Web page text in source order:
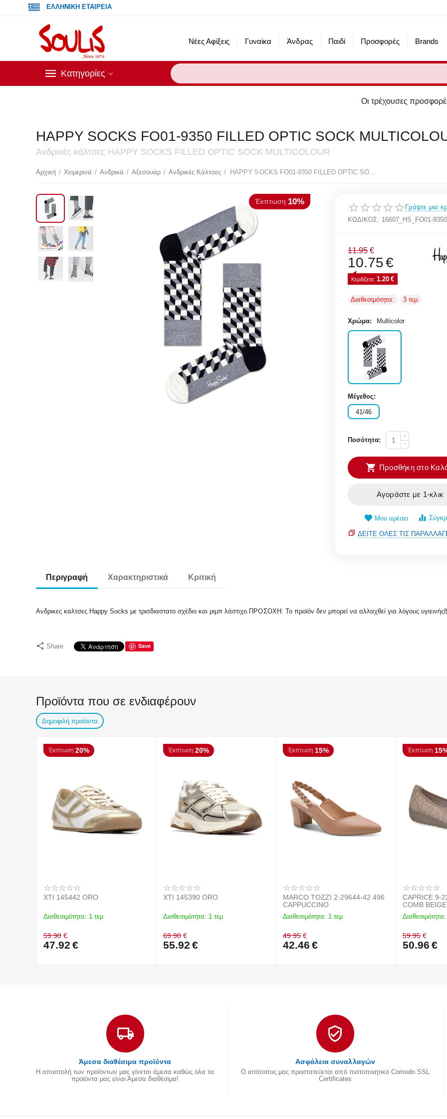
ΕΛΛΗΝΙΚΗ ΕΤΑΙΡΕΙΑ
Νέες Αφίξεις Γυναίκα Άνδρας Παιδί Προσφορές Brands
Κατηγορίες
Οι τρέχουσες προσφορές του eshop
HAPPY SOCKS FO01-9350 FILLED OPTIC SOCK
Ανδρικές κάλτσες HAPPY SOCKS FILLED OPTIC SOCK MULTICOLOUR
Αρχική / Χειμερινά / Ανδρικά / Αξεσουάρ / Ανδρικές Κάλτσες / HAPPY SOCKS FO01-9350 FILLED OPTIC SOCK MULTICOLOUR
10%
Γράψτε μια
ΚΩΔΙΚΟΣ: 16607_HS_FO01-
11.95 €
10.75€
Κερδίζετε: 1.20 €
Διαθεσιμότητα: 3 τεμ
Χρώμα: Multicolor
Μέγεθος:
41/46
Ποσότητα:
+
−
Προσθήκη στο
Αγοράστε με 1-κλικ
Μου αρέσει
ΔΕΊΤΕ ΌΛΕΣ ΤΙΣ
Περιγραφή Χαρακτηριστικά Κριτική
Ανδρικες καλτσες Happy Socks με τρισδιαστατο σχέδιο και ριμπ λάστιχο.ΠΡΟΣΟΧΗ: To προϊόν δεν μπορεί να αλλαχθεί για λόγους
Share Save
Προϊόντα που σε ενδιαφέρουν
Δημοφιλή προϊόντα
Έκπτωση 20%
XTI 145442 ORO
Διαθεσιμότητα: 1 τεμ
59.90 €
47.92 €
Έκπτωση 20%
XTI 145390 ORO
Διαθεσιμότητα: 1 τεμ
69.90 €
55.92 €
Έκπτωση 15%
MARCO TOZZI 2-29644-42 496
CAPPUCCINO
Διαθεσιμότητα: 1 τεμ
49.95 €
42.46 €
Έκπτωση
CAPRICE 9-
COMB BEIGE
Διαθεσιμότητα:
59.95 €
50.96 €
Άμεσα διαθέσιμα προϊόντα
Η αποστολή των προϊόντων μας γίνεται άμεσα καθώς όλα τα
προϊόντα μας είναι Άμεσα διαθέσιμα!
Ασφάλεια συναλλαγών
Ο ιστότοπος μας προστατεύεται από πιστοποιητικό Comodo SSL
Certificates